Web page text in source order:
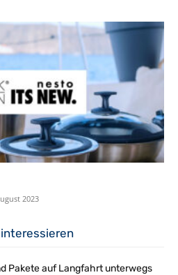
2023
Pakete auf Langfahrt unterwegs